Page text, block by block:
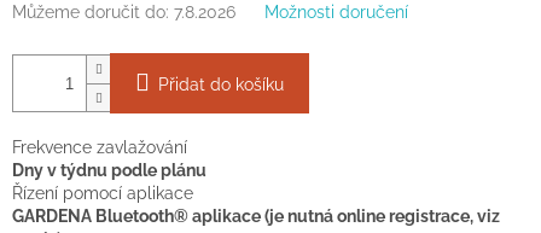
Můžeme doručit do: 7.8.2026 Možnosti doručení
Přidat do košíku
Frekvence zavlažování
Dny v týdnu podle plánu
Řízení pomocí aplikace
GARDENA Bluetooth® aplikace (je nutná online registrace, viz